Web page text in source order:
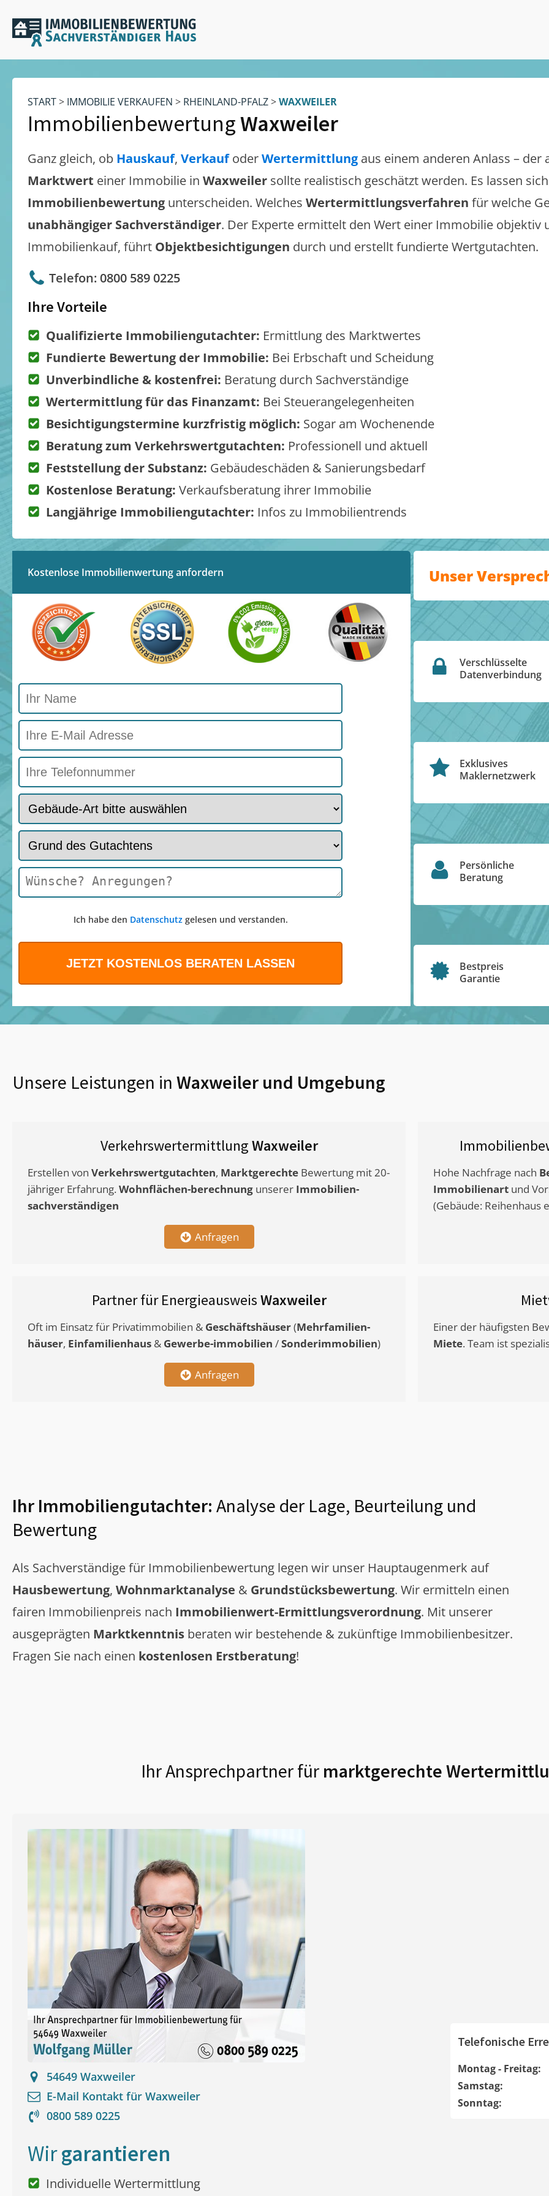
START> IMMOBILIE VERKAUFEN > RHEINLAND-PFALZ>WAXWEILER
ImmobilienbewertungWaxweiler
Ganz gleich, ob Hauskauf, VerkaufoderWertermittlung aus einem anderen Anlass – der
Marktwert einer Immobilie in Waxweiler sollte realistisch geschätzt werden. Es lassen
Immobilienbewertung unterscheiden. Welches Wertermittlungsverfahren für welche
unabhängiger Sachverständiger. Der Experte ermittelt den Wert einer Immobilie objektiv
Immobilienkauf, führt Objektbesichtigungen durch und erstellt fundierte Wertgutachten.
Telefon: 0800 589 0225
Ihre Vorteile
Qualifizierte Immobiliengutachter: Ermittlung des Marktwertes
Fundierte Bewertung der Immobilie: Bei Erbschaft und Scheidung
Unverbindliche & kostenfrei: Beratung durch Sachverständige
Wertermittlung für das Finanzamt: Bei Steuerangelegenheiten
Besichtigungstermine kurzfristig möglich: Sogar am Wochenende
Beratung zum Verkehrswertgutachten: Professionell und aktuell
Feststellung der Substanz: Gebäudeschäden & Sanierungsbedarf
Kostenlose Beratung: Verkaufsberatung ihrer Immobilie
Langjährige Immobiliengutachter: Infos zu Immobilientrends
Kostenlose Immobilienwertung anfordern
Ich habe den Datenschutzgelesen und verstanden.
Unser
Verschlüsselte
Datenverbindung
Exklusives
Maklernetzwerk
Persönliche
Beratung
Bestpreis
Garantie
Unsere Leistungen in Waxweiler und Umgebung
VerkehrswertermittlungWaxweiler
Erstellen von Verkehrswertgutachten, Marktgerechte Bewertung mit 20-
jähriger Erfahrung. Wohnflächen-berechnung unserer Immobilien-
sachverständigen
Anfragen
Hohe Nachfrage nach
Immobilienart und
(Gebäude: Reihenhaus
Partner für EnergieausweisWaxweiler
Oft im Einsatz für Privatimmobilien & Geschäftshäuser(Mehrfamilien-
häuser, Einfamilienhaus & Gewerbe-immobilien /Sonderimmobilien)
Anfragen
Einer der häufigsten
Miete. Team ist
Ihr Immobiliengutachter: Analyse der Lage, Beurteilung und
Bewertung
Als Sachverständige für Immobilienbewertung legen wir unser Hauptaugenmerk auf
Hausbewertung, Wohnmarktanalyse & Grundstücksbewertung. Wir ermitteln einen
fairen Immobilienpreis nach Immobilienwert-Ermittlungsverordnung. Mit unserer
ausgeprägten Marktkenntnis beraten wir bestehende & zukünftige Immobilienbesitzer.
Fragen Sie nach einen kostenlosen Erstberatung!
Ihr Ansprechpartner für marktgerechte
54649 Waxweiler
E-Mail Kontakt für Waxweiler
0800 589 0225
Telefonische
Montag - Freitag:
Samstag:
Sonntag:
Wirgarantieren
Individuelle Wertermittlung